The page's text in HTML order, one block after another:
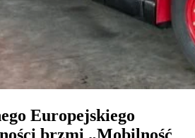
Europejskiego
brzmi „Mobilność